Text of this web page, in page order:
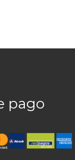
pago